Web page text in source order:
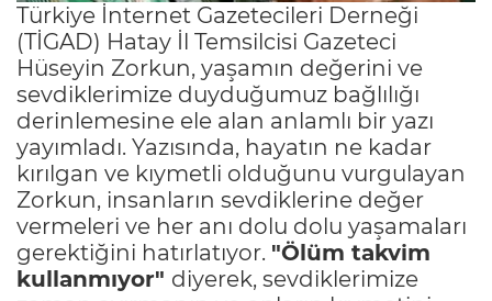
Türkiye İnternet Gazetecileri Derneği
(TİGAD) Hatay İl Temsilcisi Gazeteci
Hüseyin Zorkun, yaşamın değerini ve
sevdiklerimize duyduğumuz bağlılığı
derinlemesine ele alan anlamlı bir yazı
yayımladı. Yazısında, hayatın ne kadar
kırılgan ve kıymetli olduğunu vurgulayan
Zorkun, insanların sevdiklerine değer
vermeleri ve her anı dolu dolu yaşamaları
gerektiğini hatırlatıyor. "Ölüm takvim
kullanmıyor" diyerek, sevdiklerimize